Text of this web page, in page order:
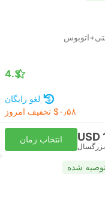
4.3
لغو رایگان
‎$۰٫۵۸ تخفیف امروز
بزرگسال
انتخاب زمان
شده